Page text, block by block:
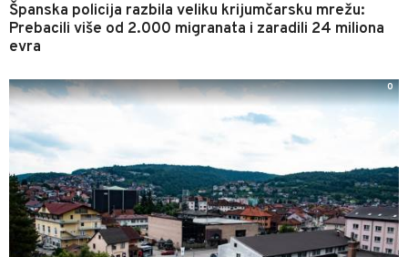
Španska policija razbila veliku krijumčarsku mrežu:
Prebacili više od 2.000 migranata i zaradili 24 miliona
evra
0